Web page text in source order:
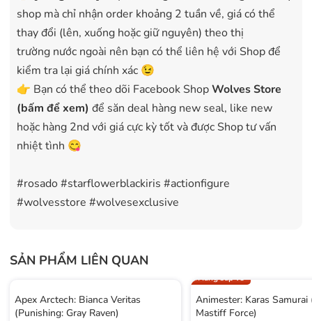
shop mà chỉ nhận order khoảng 2 tuần về, giá có thể
thay đổi (lên, xuống hoặc giữ nguyên) theo thị
trường nước ngoài nên bạn có thể liên hệ với Shop để
kiểm tra lại giá chính xác 😉
👉 Bạn có thể theo dõi Facebook ShopWolves Store
(bấm để xem) để săn deal hàng new seal, like new
hoặc hàng 2nd với giá cực kỳ tốt và được Shop tư vấn
nhiệt tình 😋
#rosado #starflowerblackiris #actionfigure
#wolvesstore #wolvesexclusive
SẢN PHẨM LIÊN QUAN
Apex Arctech: Bianca Veritas
(Punishing: Gray Raven)
Hàng sắp về
Animester: Karas
Mastiff Force)